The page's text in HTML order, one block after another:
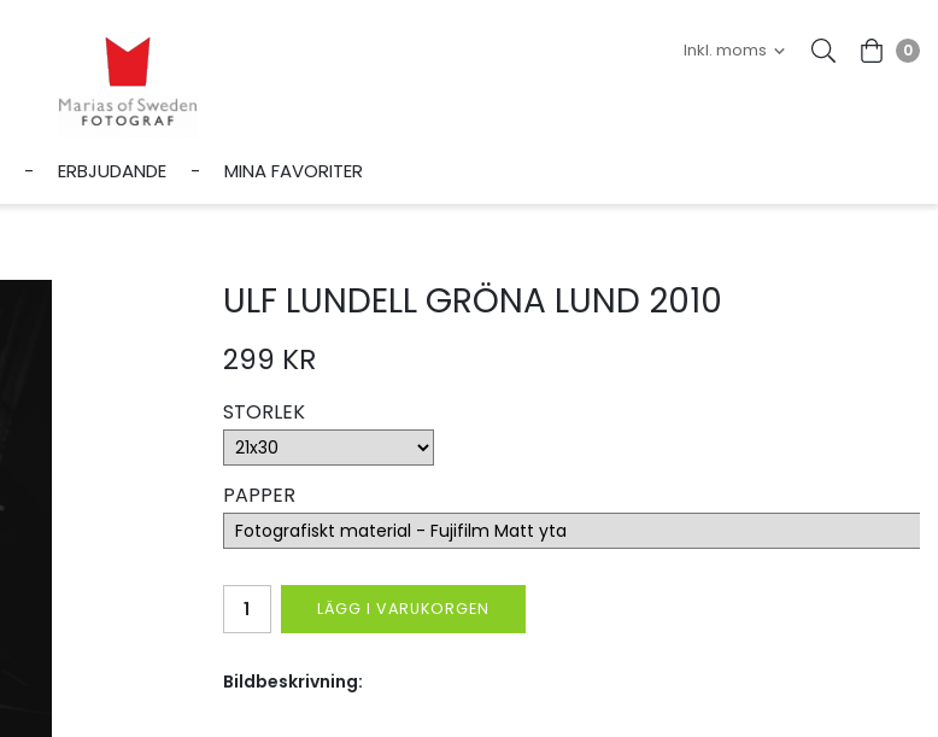
0
ERBJUDANDE MINA FAVORITER
ULF LUNDELL GRÖNA LUND 2010
299 KR
STORLEK
PAPPER
LÄGG I VARUKORGEN
Bildbeskrivning: